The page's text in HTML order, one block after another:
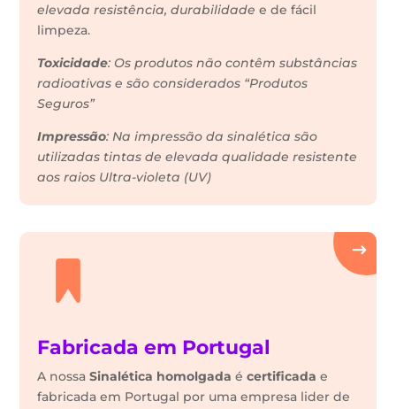
elevada resistência, durabilidadee de fácil
limpeza.
Toxicidade: Os produtos não contêm substâncias
radioativas e são considerados “Produtos
Seguros”
Impressão: Na impressão da sinalética são
utilizadas tintas de elevada qualidade resistente
aos raios Ultra-violeta (UV)
Fabricada em Portugal
A nossaSinalética homolgada écertificada e
fabricada em Portugal por uma empresa lider de